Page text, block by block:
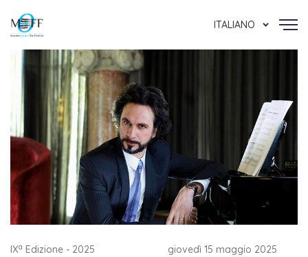
ITALIANO
IXa Edizione - 2025 giovedì 15 maggio 2025